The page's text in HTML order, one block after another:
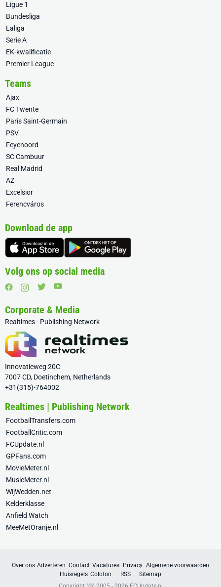
Ligue 1
Bundesliga
Laliga
Serie A
EK-kwalificatie
Premier League
Teams
Ajax
FC Twente
Paris Saint-Germain
PSV
Feyenoord
SC Cambuur
Real Madrid
AZ
Excelsior
Ferencváros
Download de app
Volg ons op social media
Corporate & Media
Realtimes - Publishing Network
Innovatieweg 20C
7007 CD, Doetinchem, Netherlands
+31(315)-764002
Realtimes | Publishing Network
FootballTransfers.com
FootballCritic.com
FCUpdate.nl
GPFans.com
MovieMeter.nl
MusicMeter.nl
WijWedden.net
Kelderklasse
Anfield Watch
MeeMetOranje.nl
Over ons Adverteren Contact Vacatures Privacy Algemene voorwaarden
Huisregels Colofon RSS
Sitemap